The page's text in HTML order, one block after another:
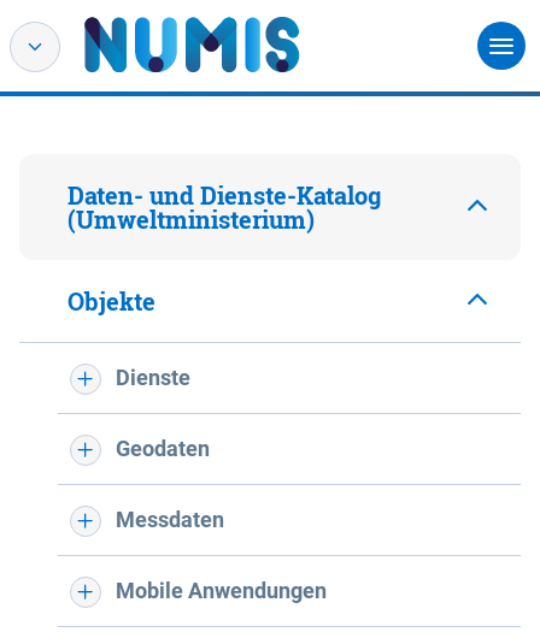
Daten- und Dienste-Katalog
(Umweltministerium)
Objekte
Dienste
Geodaten
Messdaten
Mobile Anwendungen